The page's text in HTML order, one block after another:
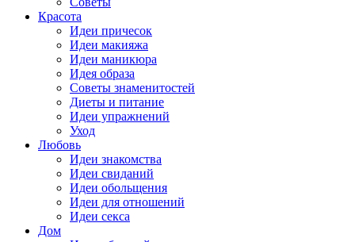
Красота
Идеи причесок
Идеи макияжа
Идеи маникюра
Идея образа
Советы знаменитостей
Диеты и питание
Идеи упражнений
Уход
Любовь
Идеи знакомства
Идеи свиданий
Идеи обольщения
Идеи для отношений
Идеи секса
Дом